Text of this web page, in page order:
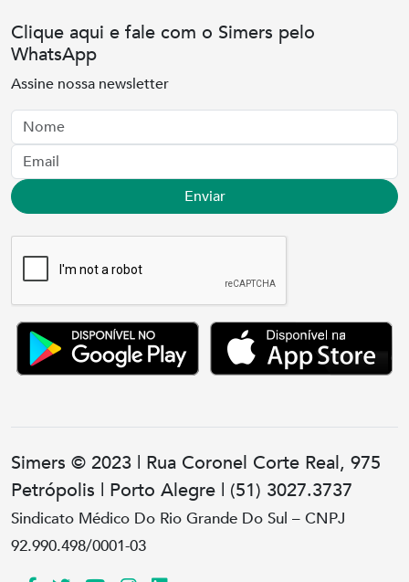
Clique aqui e fale com o Simers pelo
WhatsApp
Assine nossa newsletter
Nome
Email
Enviar
Simers © 2023 | Rua Coronel Corte Real, 975
Petrópolis | Porto Alegre | (51) 3027.3737
Sindicato Médico Do Rio Grande Do Sul – CNPJ
92.990.498/0001-03